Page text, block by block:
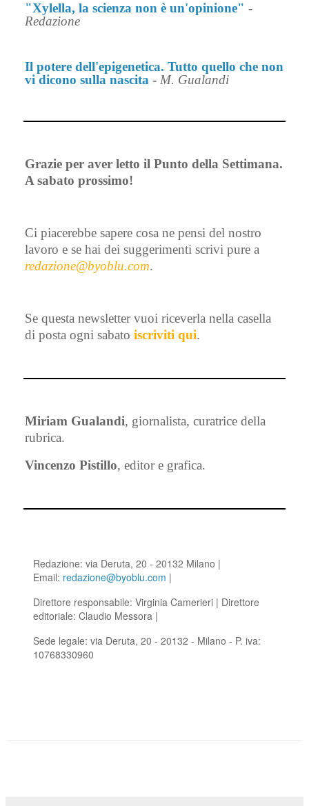
"Xylella, la scienza non è un'opinione" -
Redazione
Il potere dell'epigenetica. Tutto quello che non
vi dicono sulla nascita - M. Gualandi
Grazie per aver letto il Punto della Settimana.
A sabato prossimo!
Ci piacerebbe sapere cosa ne pensi del nostro
lavoro e se hai dei suggerimenti scrivi pure a
redazione@byoblu.com.
Se questa newsletter vuoi riceverla nella casella
di posta ogni sabato iscriviti qui.
Miriam Gualandi, giornalista, curatrice della
rubrica.
Vincenzo Pistillo, editor e grafica.
Redazione: via Deruta, 20 - 20132 Milano |
Email: redazione@byoblu.com |
Direttore responsabile: Virginia Camerieri | Direttore
editoriale: Claudio Messora |
Sede legale: via Deruta, 20 - 20132 - Milano - P. iva:
10768330960